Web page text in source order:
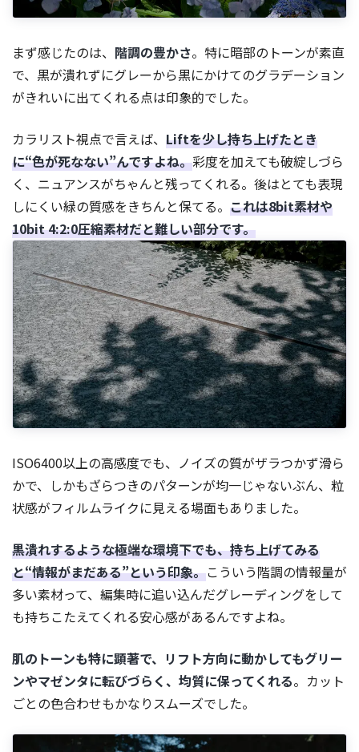
まず感じたのは、 階調の豊かさ。特に暗部のトーンが素直
で、黒が潰れずにグレーから黒にかけてのグラデーション
がきれいに出てくれる点は印象的でした。
カラリスト視点で言えば、 Liftを少し持ち上げたとき
に“色が死なない”んですよね。彩度を加えても破綻しづら
く、ニュアンスがちゃんと残ってくれる。後はとても表現
しにくい緑の質感をきちんと保てる。 これは8bit素材や
10bit 4:2:0圧縮素材だと難しい部分です。
ISO6400以上の高感度でも、ノイズの質がザラつかず滑ら
かで、しかもざらつきのパターンが均一じゃないぶん、粒
状感がフィルムライクに見える場面もありました。
黒潰れするような極端な環境下でも、持ち上げてみる
と“情報がまだある”という印象。こういう階調の情報量が
多い素材って、編集時に追い込んだグレーディングをして
も持ちこたえてくれる安心感があるんですよね。
肌のトーンも特に顕著で、リフト方向に動かしてもグリー
ンやマゼンタに転びづらく、均質に保ってくれる。カット
ごとの色合わせもかなりスムーズでした。